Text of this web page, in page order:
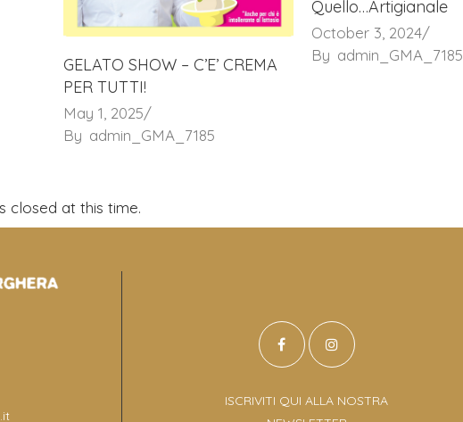
GELATO SHOW – C’E’ CREMA
PER TUTTI!
May 1, 2025
By admin_GMA_7185
Quello…Artigianale
October 3, 2024
By admin_GMA_7185
closed at this time.
ISCRIVITI QUI ALLA NOSTRA